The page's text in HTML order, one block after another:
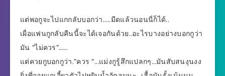
แต่พอกูจะไปแกกลับบอกว่า…..มืดแล้วนอนนี่ก็ได้..
เผื่อแฟนกูกลับคืนนี้จะได้เจอกันด้วย..อะไรบางอย่างบอกกูว่า
มัน “ไม่ควร”……
แต่ควยกูบอกกูว่า.”ควร “…แม่งกูรู้สึกแปลกๆ…มันสับสนงุนงง